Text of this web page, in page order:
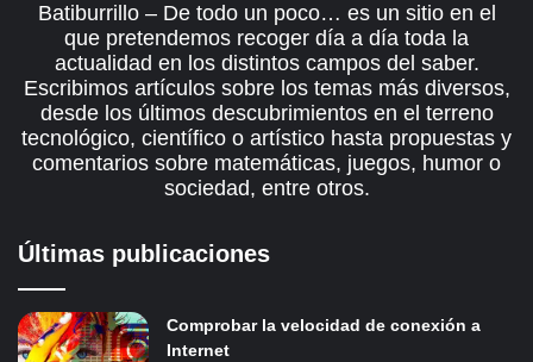
Batiburrillo – De todo un poco… es un sitio en el
que pretendemos recoger día a día toda la
actualidad en los distintos campos del saber.
Escribimos artículos sobre los temas más diversos,
desde los últimos descubrimientos en el terreno
tecnológico, científico o artístico hasta propuestas y
comentarios sobre matemáticas, juegos, humor o
sociedad, entre otros.
Últimas publicaciones
Comprobar la velocidad de conexión a
Internet